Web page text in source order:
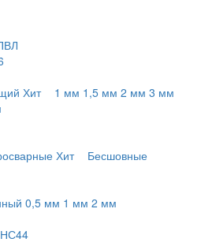
Хит 1 мм 1,5 мм 2 мм 3 мм
Хит
Бесшовные
0,5 мм 1 мм 2 мм
НС44